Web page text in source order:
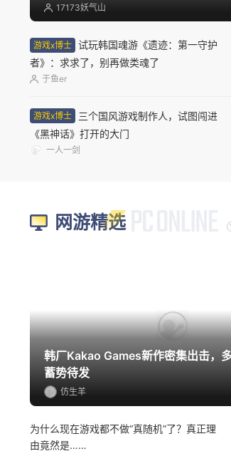
17173妖气山
游戏x博士
试玩韩国魂游《遗迹：第一守护
者》：求求了，别再做类魂了
于鱼er
游戏x博士
三个国风游戏制作人，试图闯进
《黑神话》打开的大门
一人一剑
网游精选
韩厂Kakao Games新作密集出击，
蓄势待发
仿生羊
为什么现在游戏都不做“真随机”了？真正理
由竟然是……